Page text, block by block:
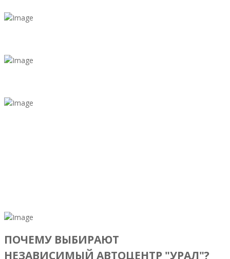
ПОЧЕМУ ВЫБИРАЮТ
НЕЗАВИСИМЫЙ АВТОЦЕНТР "УРАЛ"?